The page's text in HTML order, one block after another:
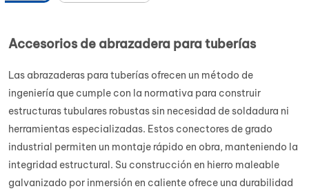
Accesorios de abrazadera para tuberías
Las abrazaderas para tuberías ofrecen un método de
ingeniería que cumple con la normativa para construir
estructuras tubulares robustas sin necesidad de soldadura ni
herramientas especializadas. Estos conectores de grado
industrial permiten un montaje rápido en obra, manteniendo la
integridad estructural. Su construcción en hierro maleable
galvanizado por inmersión en caliente ofrece una durabilidad